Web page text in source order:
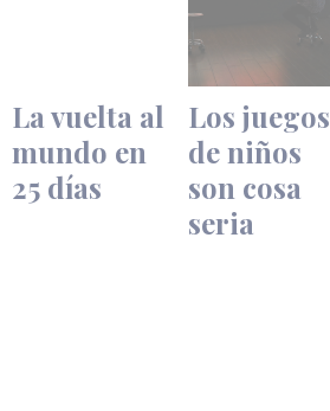
La vuelta al
mundo en
25 días
Los juegos
de niños
son cosa
seria